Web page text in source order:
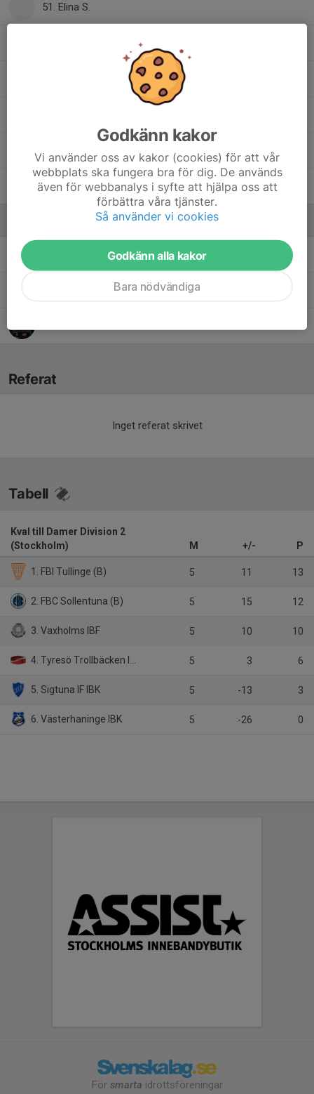
51. Elina S.
73. Melina J.
85. Tilda J.
Huvudtränare
Ledare
Referat
Inget referat skrivet
Tabell
Kval till Damer Division 2
(Stockholm)
M +/- P
1. FBI Tullinge (B) 5 11 13
2. FBC Sollentuna (B) 5 15 12
3. Vaxholms IBF 5 10 10
4. Tyresö Trollbäcken IBK (B) 5 3 6
5. Sigtuna IF IBK 5 -13 3
6. Västerhaninge IBK 5 -26 0
För smarta idrottsföreningar
Godkänn kakor
Vi använder oss av kakor (cookies) för att vår
webbplats ska fungera bra för dig. De används
även för webbanalys i syfte att hjälpa oss att
förbättra våra tjänster.
Så använder vi cookies
Godkänn alla kakor
Bara nödvändiga